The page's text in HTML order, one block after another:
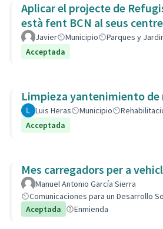
Aplicar el projecte de
està fent BCN al seus
Javier Municipio Parques y
Acceptada
Limpieza yantenimiento de
Luis Heras Municipio
Acceptada
Mes carregadors per a
Manuel Antonio García Sierra
Comunicaciones para un Desarrollo
Aceptada
Enmienda